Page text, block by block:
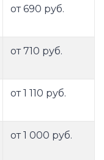
от 690 руб.
от 710 руб.
от 1 110 руб.
от 1 000 руб.